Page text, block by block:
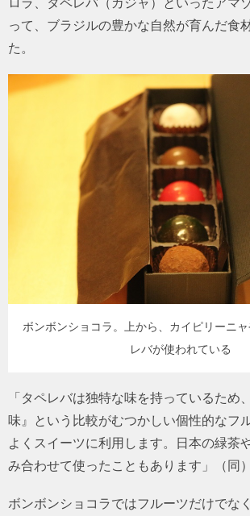
って、ブラジルの豊かな自然が育んだ食
た。
ボンボンショコラ。上から、カイピリーニ
レバが使われている
「タペレバは独特な味を持っているため
味』という比較がむつかしい個性的なフ
よくスイーツに利用します。日本の緑茶
み合わせて使ったこともあります」（同）
ボンボンショコラではフルーツだけでな